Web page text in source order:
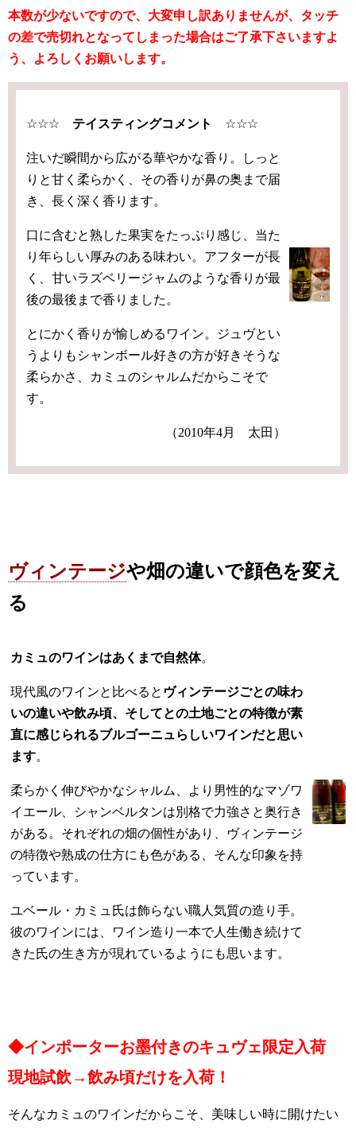
本数が少ないですので、大変申し訳ありませんが、タッチ
の差で売切れとなってしまった場合はご了承下さいますよ
う、よろしくお願いします。
☆☆☆ テイスティングコメント ☆☆☆
注いだ瞬間から広がる華やかな香り。しっと
りと甘く柔らかく、その香りが鼻の奥まで届
き、長く深く香ります。
口に含むと熟した果実をたっぷり感じ、当た
り年らしい厚みのある味わい。アフターが長
く、甘いラズベリージャムのような香りが最
後の最後まで香りました。
とにかく香りが愉しめるワイン。ジュヴとい
うよりもシャンボール好きの方が好きそうな
柔らかさ、カミュのシャルムだからこそで
す。
（2010年4月 太田）
ヴィンテージや畑の違いで顔色を変え
る
カミュのワインはあくまで自然体。
現代風のワインと比べると ヴィンテージごとの味わ
いの違いや飲み頃、そしてとの土地ごとの特徴が素
直に感じられるブルゴーニュらしいワインだと思い
ます。
柔らかく伸びやかなシャルム、より男性的なマゾワ
イエール、シャンベルタンは別格で力強さと奥行き
がある。それぞれの畑の個性があり、ヴィンテージ
の特徴や熟成の仕方にも色がある、そんな印象を持
っています。
ユベール・カミュ氏は飾らない職人気質の造り手。
彼のワインには、ワイン造り一本で人生働き続けて
きた氏の生き方が現れているようにも思います。
◆インポーターお墨付きのキュヴェ限定入荷
現地試飲→飲み頃だけを入荷！
そんなカミュのワインだからこそ、美味しい時に開けたい